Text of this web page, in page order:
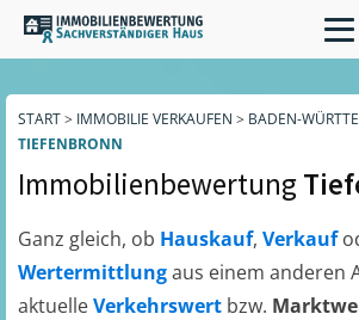
START> IMMOBILIE VERKAUFEN > BADEN-
TIEFENBRONN
Immobilienbewertung
Ganz gleich, ob Hauskauf, Verkauf
Wertermittlungaus einem anderen
aktuelleVerkehrswert bzw.